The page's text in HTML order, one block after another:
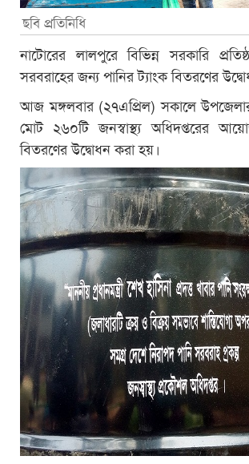
ছবি প্রতিনিধি
নাটোরের লালপুরে বিভিন্ন সরকারি
সরবরাহের জন্য পানির ট্যাংক বিতরণের
আজ মঙ্গলবার (২৭এপ্রিল) সকালে
মোট ২৬০টি জনস্বাস্থ্য অধিদপ্তরের
বিতরণের উদ্বোধন করা হয়।